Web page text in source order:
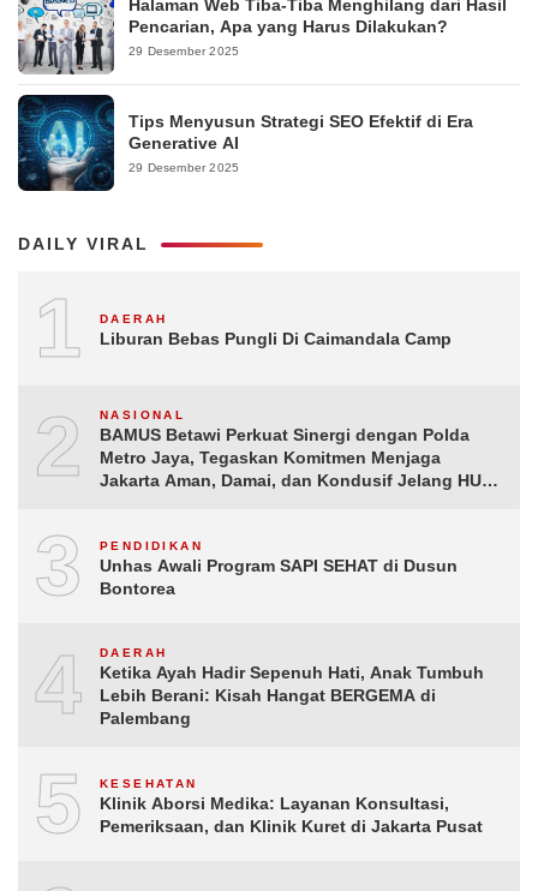
Halaman Web Tiba-Tiba Menghilang dari Hasil
Pencarian, Apa yang Harus Dilakukan?
29 Desember 2025
Tips Menyusun Strategi SEO Efektif di Era
Generative AI
29 Desember 2025
DAILY VIRAL
1 DAERAH
Liburan Bebas Pungli Di Caimandala Camp
2 NASIONAL
BAMUS Betawi Perkuat Sinergi dengan Polda
Metro Jaya, Tegaskan Komitmen Menjaga
Jakarta Aman, Damai, dan Kondusif Jelang HUT
3 PENDIDIKAN
Unhas Awali Program SAPI SEHAT di Dusun
Bontorea
4 DAERAH
Ketika Ayah Hadir Sepenuh Hati, Anak Tumbuh
Lebih Berani: Kisah Hangat BERGEMA di
Palembang
5 KESEHATAN
Klinik Aborsi Medika: Layanan Konsultasi,
Pemeriksaan, dan Klinik Kuret di Jakarta Pusat